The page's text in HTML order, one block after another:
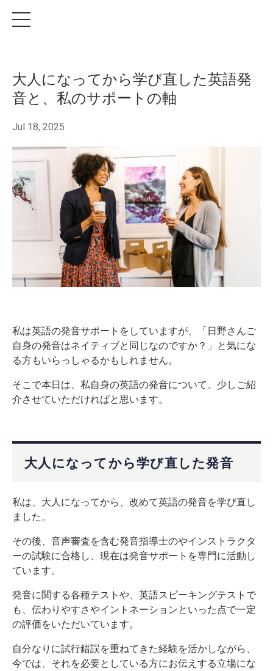
大人になってから学び直した英語発
音と、私のサポートの軸
Jul 18, 2025
私は英語の発音サポートをしていますが、「日野さんご
自身の発音はネイティブと同じなのですか？」 と気にな
る方もいらっしゃるかもしれません。
そこで本日は、私自身の英語の発音について、少しご紹
介させていただければと思います。
大人になってから学び直した発音
私は、大人になってから、改めて英語の発音を学び直し
ました。
その後、音声審査を含む発音指導士のやインストラクタ
ーの試験に合格し、現在は発音サポートを専門に活動し
ています。
発音に関する各種テストや、英語スピーキングテストで
も、伝わりやすさやイントネーションといった点で一定
の評価をいただいています。
自分なりに試行錯誤を重ねてきた経験を活かしながら、
今では、それを必要としている方にお伝えする立場にな